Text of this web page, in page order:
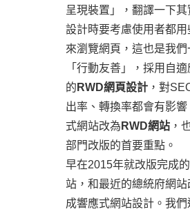
呈現裝置」，翻譯一下
設計時要考慮使用者都用
來瀏覽網頁，這也是我
「行動友善」，採用自
的 RWD網頁設計 ，對
出率、轉換率都會有影
式網站改為 RWD網站 ，
部門改版的首要重點。
早在2015年就改版完成
站，和最近的總統府網
成響應式網站設計。我